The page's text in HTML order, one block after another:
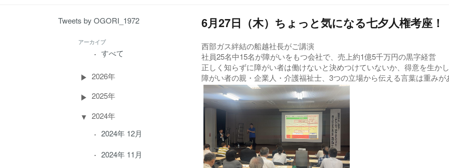
Tweets by OGORI_1972
アーカイブ
すべて
2026年
2025年
2024年
2024年 12月
2024年 11月
6月27日（木）ちょっと気になる七夕人権考座！
西部ガス絆結の船越社長がご講演
社員25名中15名が障がいをもつ会社で、売上約1億5千万円の黒字経営
正しく知らずに障がい者は働けないと決めつけていないか、得意を生か
障がい者の親・企業人・介護福祉士、3つの立場から伝える言葉は重みが